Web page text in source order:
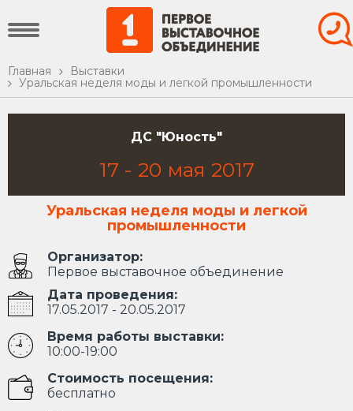
Главная
Выставки
Уральская неделя моды и легкой промышленности
ДС "Юность"
17 - 20 мая 2017
Уральская неделя моды и легкой
промышленности
Организатор:
Первое выставочное объединение
Дата проведения:
17.05.2017 - 20.05.2017
Время работы выставки:
10:00-19:00
Стоимость посещения:
бесплатно